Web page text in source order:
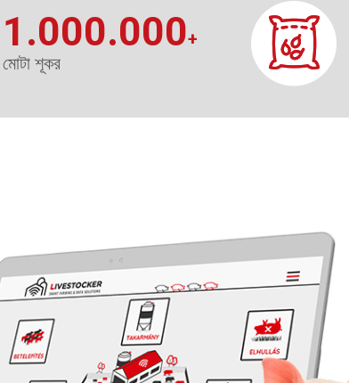
1.000.000+
মোটা শূকর